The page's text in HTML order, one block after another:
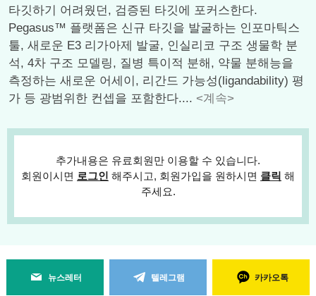
타깃하기 어려웠던, 검증된 타깃에 포커스한다.
Pegasus™ 플랫폼은 신규 타깃을 발굴하는 인포마틱스
툴, 새로운 E3 리가아제 발굴, 인실리코 구조 생물학 분
석, 4차 구조 모델링, 질병 특이적 분해, 약물 분해능을
측정하는 새로운 어세이, 리간드 가능성(ligandability) 평
가 등 광범위한 컨셉을 포함한다.... <계속>
추가내용은 유료회원만 이용할 수 있습니다.
회원이시면 로그인 해주시고, 회원가입을 원하시면 클릭 해
주세요.
뉴스레터 텔레그램 카카오톡